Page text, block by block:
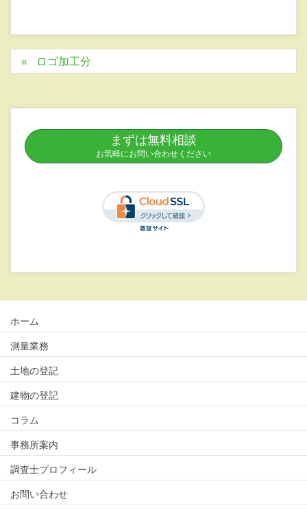
ロゴ加工分
まずは無料相談
お気軽にお問い合わせください
ホーム
測量業務
土地の登記
建物の登記
コラム
事務所案内
調査士プロフィール
お問い合わせ